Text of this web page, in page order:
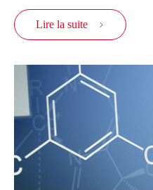
Lire la suite 